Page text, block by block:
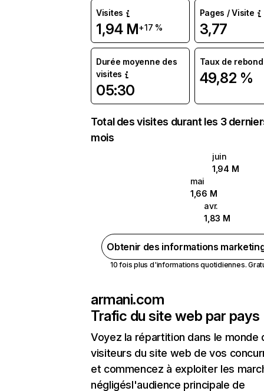
Visites
1,94 M+17 %
Pages / Visite
3,77
Durée moyenne des
visites
05:30
Taux de rebond
49,82 %
Total des visites durant les 3
mois
juin
1,94 M
mai
1,66 M
avr.
1,83 M
Obtenir des informations
10 fois plus d'informations quotidiennes.
armani.com
Trafic du site web par pays
Voyez la répartition dans le monde
visiteurs du site web de vos
et commencez à exploiter les
négligésl'audience principale de